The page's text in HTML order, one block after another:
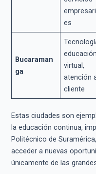
es
Bucaraman
ga
educación
virtual,
atención
cliente
Estas ciudades son
la educación continua,
Politécnico de
acceder a nuevas
únicamente de las